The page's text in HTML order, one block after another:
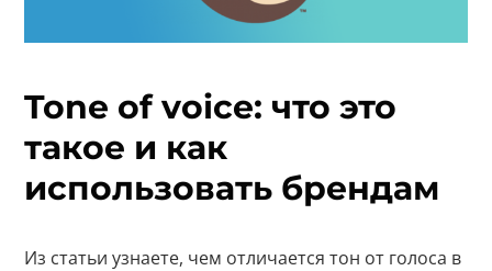
Tone of voice: что это
такое и как
использовать брендам
Из статьи узнаете, чем отличается тон от голоса в